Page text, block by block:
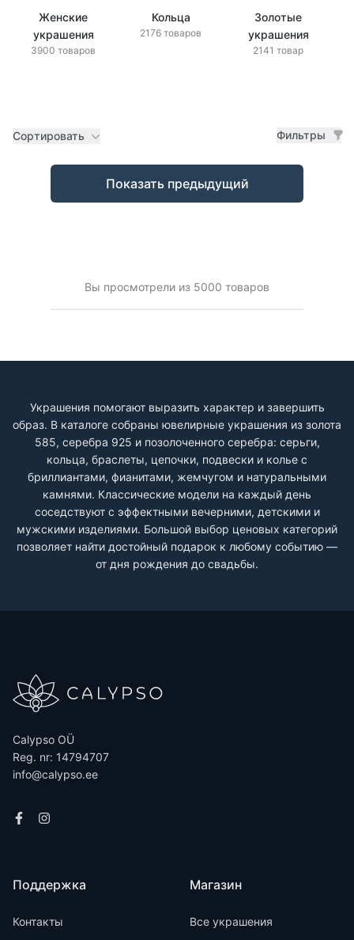
Женские
украшения
3900 товаров
Кольца
2176 товаров
Золотые
украшения
2141 товар
Украшения помогают выразить характер и завершить
образ. В каталоге собраны ювелирные украшения из золота
585, серебра 925 и позолоченного серебра: серьги,
кольца, браслеты, цепочки, подвески и колье с
бриллиантами, фианитами, жемчугом и натуральными
камнями. Классические модели на каждый день
соседствуют с эффектными вечерними, детскими и
мужскими изделиями. Большой выбор ценовых категорий
позволяет найти достойный подарок к любому событию —
от дня рождения до свадьбы.
Сортировать Фильтры
Товары
Показать предыдущий
Вы просмотрели из 5000 товаров
Calypso OÜ
Reg. nr: 14794707
info@calypso.ee
Поддержка
Контакты
Магазин
Все украшения